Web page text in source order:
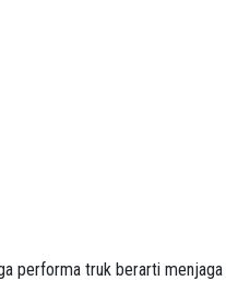
performa truk berarti menjaga